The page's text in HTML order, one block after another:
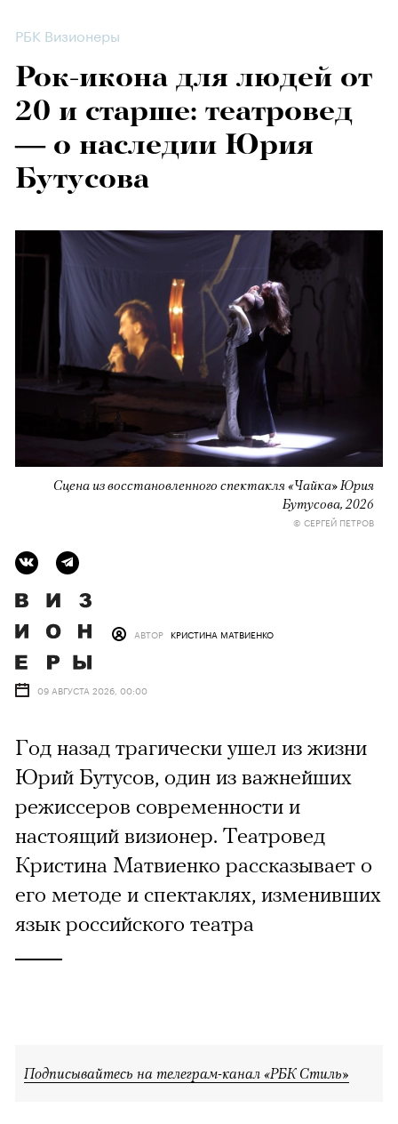
РБК Визионеры
Рок-икона для людей от
20 и старше: театровед
— о наследии Юрия
Бутусова
Сцена из восстановленного спектакля «Чайка» Юрия
Бутусова, 2026
© СЕРГЕЙ ПЕТРОВ
АВТОР КРИСТИНА МАТВИЕНКО
09 АВГУСТА 2026, 00:00
Год назад трагически ушел из жизни
Юрий Бутусов, один из важнейших
режиссеров современности и
настоящий визионер. Театровед
Кристина Матвиенко рассказывает о
его методе и спектаклях, изменивших
язык российского театра
Подписывайтесь на телеграм-канал «РБК Стиль»